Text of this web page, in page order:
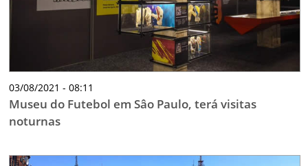
03/08/2021 - 08:11
Museu do Futebol em Sâo Paulo, terá visitas
noturnas